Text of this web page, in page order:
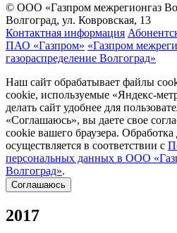
© ООО «Газпром межрегионгаз
Волгоград, ул. Ковровская, 13
Контактная информация
ПАО «Газпром» «Газпром
газораспределение Волгоград»
Наш сайт обрабатывает файлы
cookie, используемые «Яндекс-
делать сайт удобнее для
«Соглашаюсь», вы даете свое
cookie вашего браузера.
осуществляется в соответствии с
персональных данных в ООО
Волгоград».
Соглашаюсь
2017